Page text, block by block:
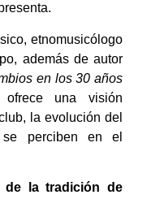
etnomusicólogo
además de autor
en los 30 años
una visión
la evolución del
perciben en el
de la tradición de